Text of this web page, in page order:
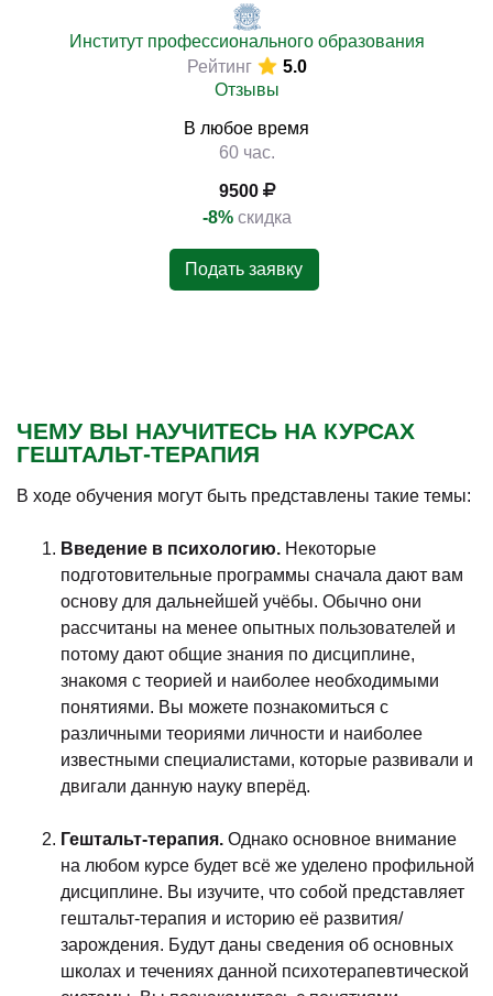
Институт профессионального образования
Рейтинг
5.0
Отзывы
В любое время
60 час.
9500
-8% скидка
Подать заявку
ЧЕМУ ВЫ НАУЧИТЕСЬ НА КУРСАХ
ГЕШТАЛЬТ-ТЕРАПИЯ
В ходе обучения могут быть представлены такие темы:
Введение в психологию. Некоторые
подготовительные программы сначала дают вам
основу для дальнейшей учёбы. Обычно они
рассчитаны на менее опытных пользователей и
потому дают общие знания по дисциплине,
знакомя с теорией и наиболее необходимыми
понятиями. Вы можете познакомиться с
различными теориями личности и наиболее
известными специалистами, которые развивали и
двигали данную науку вперёд.
Гештальт-терапия. Однако основное внимание
на любом курсе будет всё же уделено профильной
дисциплине. Вы изучите, что собой представляет
гештальт-терапия и историю её развития/
зарождения. Будут даны сведения об основных
школах и течениях данной психотерапевтической